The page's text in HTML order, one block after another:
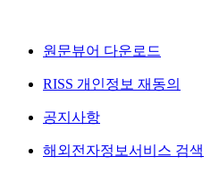
원문뷰어 다운로드
RISS 개인정보 재동의
공지사항
해외전자정보서비스 검색